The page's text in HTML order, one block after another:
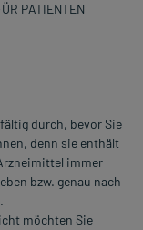
PATIENTEN
durch, bevor Sie
denn sie enthält
immer
bzw. genau nach
möchten Sie